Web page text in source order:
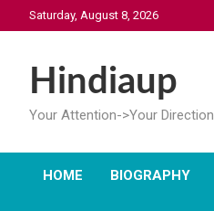
to
Saturday, August 8, 2026
Hindiaup
Your Attention->Your Direction
HOME BIOGRAPHY